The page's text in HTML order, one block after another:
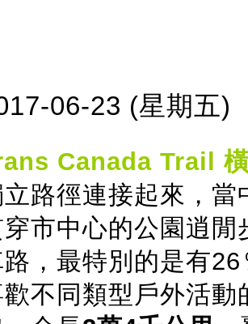
06-23 (星期五)
Canada Trail
路徑連接起來，
市中心的公園逍
，最特別的是有
不同類型戶外活